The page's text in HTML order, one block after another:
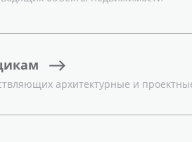
архитектурные и
одно из самых
— Международная